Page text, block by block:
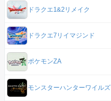
ドラクエ1&2リメイク
ドラクエ7リイマジンド
ポケモンZA
モンスターハンターワイルズ